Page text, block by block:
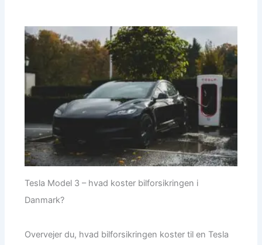
Tesla Model 3 – hvad koster bilforsikringen i
Danmark?
Overvejer du, hvad bilforsikringen koster til en Tesla